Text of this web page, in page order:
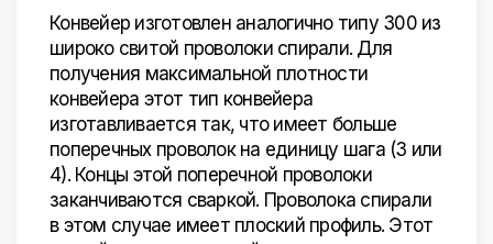
Конвейер изготовлен аналогично типу 300 из
широко свитой проволоки спирали. Для
получения максимальной плотности
конвейера этот тип конвейера
изготавливается так, что имеет больше
поперечных проволок на единицу шага (3 или
4). Концы этой поперечной проволоки
заканчиваются сваркой. Проволока спирали
в этом случае имеет плоский профиль. Этот